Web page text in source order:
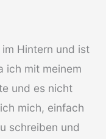
Hintern und ist
ich mit meinem
und es nicht
mich, einfach
schreiben und